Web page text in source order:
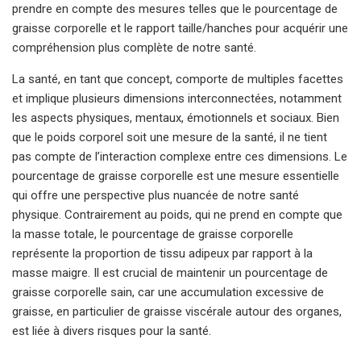
prendre en compte des mesures telles que le pourcentage de
graisse corporelle et le rapport taille/hanches pour acquérir une
compréhension plus complète de notre santé.
La santé, en tant que concept, comporte de multiples facettes
et implique plusieurs dimensions interconnectées, notamment
les aspects physiques, mentaux, émotionnels et sociaux. Bien
que le poids corporel soit une mesure de la santé, il ne tient
pas compte de l’interaction complexe entre ces dimensions. Le
pourcentage de graisse corporelle est une mesure essentielle
qui offre une perspective plus nuancée de notre santé
physique. Contrairement au poids, qui ne prend en compte que
la masse totale, le pourcentage de graisse corporelle
représente la proportion de tissu adipeux par rapport à la
masse maigre. Il est crucial de maintenir un pourcentage de
graisse corporelle sain, car une accumulation excessive de
graisse, en particulier de graisse viscérale autour des organes,
est liée à divers risques pour la santé.